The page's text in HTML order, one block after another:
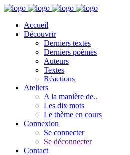
Accueil
Découvrir
Derniers textes
Derniers poèmes
Auteurs
Textes
Réactions
Ateliers
A la manière de..
Les dix mots
Le thème en cours
Connexion
Se connecter
Se déconnecter
Contact